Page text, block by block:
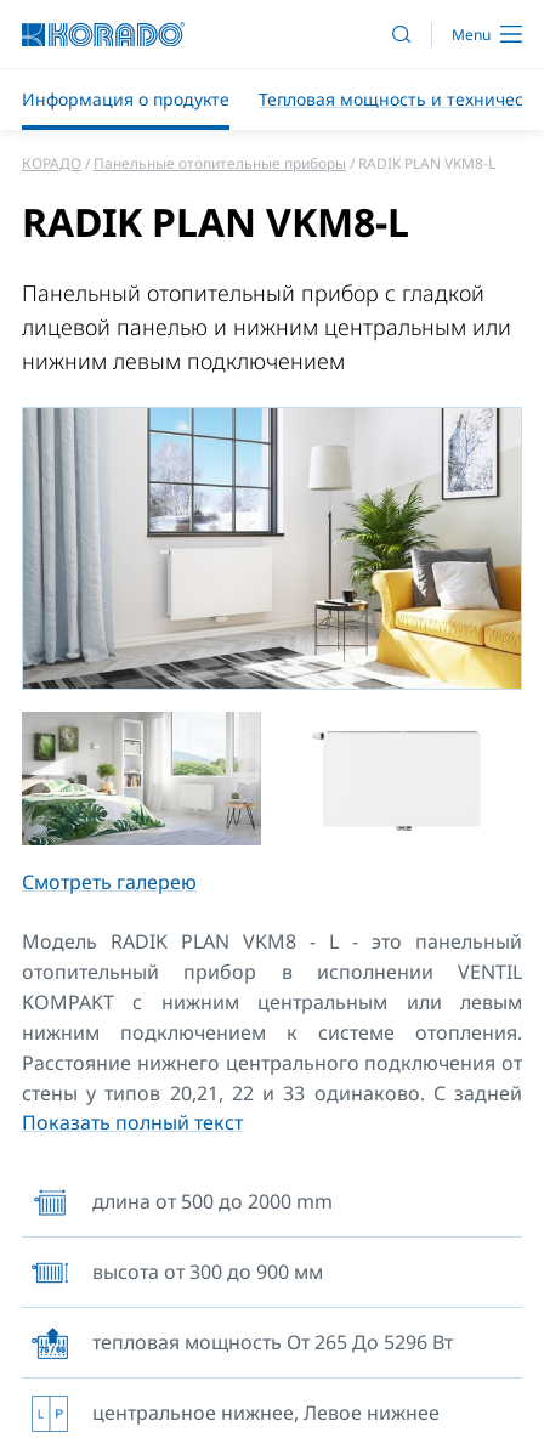
Информация о продукте Тепловая мощность и
КОРАДО Панельные отопительные приборы RADIK PLAN VKM8-L
RADIK PLAN VKM8-L
Панельный отопительный прибор с гладкой
лицевой панелью и нижним центральным или
нижним левым подключением
Смотреть галерею
Модель RADIK PLAN VKM8 - L - это панельный
отопительный прибор в исполнении VENTIL
KOMPAKT с нижним центральным или левым
нижним подключением к системе отопления.
Расстояние нижнего центрального подключения от
стены у типов 20,21, 22 и 33 одинаково. С задней
стороны радиаторы имеют два верхних и нижних
длиной 1800 мм и больше имеют шесть
приваренных креплений.
Показать полный текст
длина от 500 до 2000 mm
высота от 300 до 900 мм
тепловая мощность От 265 До 5296 Вт
центральное нижнее, Левое нижнее